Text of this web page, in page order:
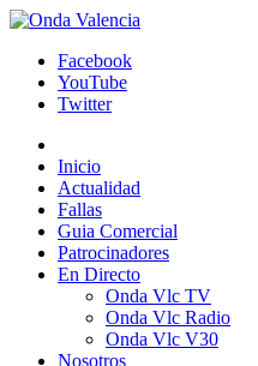
Facebook
YouTube
Twitter
Inicio
Actualidad
Fallas
Guia Comercial
Patrocinadores
En Directo
Onda Vlc TV
Onda Vlc Radio
Onda Vlc V30
Nosotros